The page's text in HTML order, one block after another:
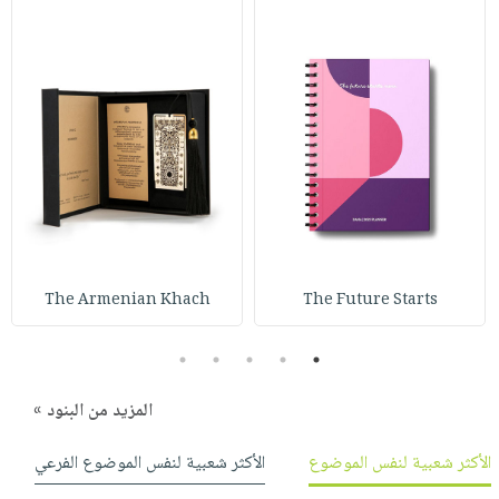
The Future Starts
The Armenian Khach
1
2
3
4
5
المزيد من البنود »
الأكثر شعبية لنفس الموضوع
الأكثر شعبية لنفس الموضوع الفرعي